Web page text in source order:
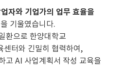
자와 기업가의 업무 효율을
기울였습니다.
환으로 한양대학교
센터와 긴밀히 협력하여,
고 AI 사업계획서 작성 교육을